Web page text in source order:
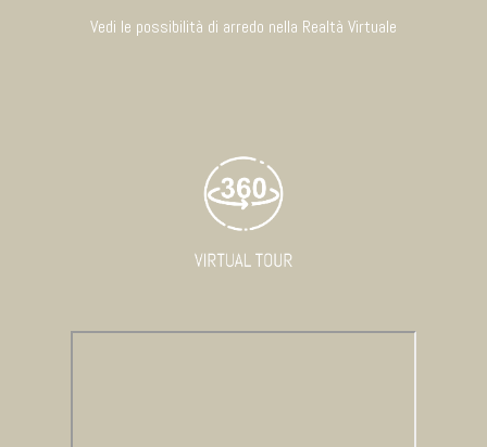
Vedi le possibilità di arredo nella Realtà Virtuale